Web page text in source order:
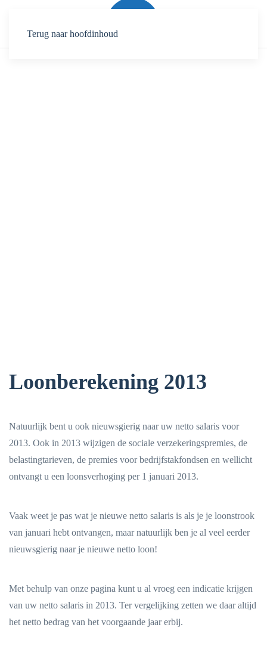
Terug naar hoofdinhoud
Loonberekening 2013
Natuurlijk bent u ook nieuwsgierig naar uw netto salaris voor
2013. Ook in 2013 wijzigen de sociale verzekeringspremies, de
belastingtarieven, de premies voor bedrijfstakfondsen en wellicht
ontvangt u een loonsverhoging per 1 januari 2013.
Vaak weet je pas wat je nieuwe netto salaris is als je je loonstrook
van januari hebt ontvangen, maar natuurlijk ben je al veel eerder
nieuwsgierig naar je nieuwe netto loon!
Met behulp van onze pagina kunt u al vroeg een indicatie krijgen
van uw netto salaris in 2013. Ter vergelijking zetten we daar altijd
het netto bedrag van het voorgaande jaar erbij.